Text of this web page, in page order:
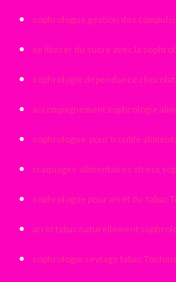
sophrologue gestion des
se libérer du sucre avec la
sophrologie dépendance
accompagnement sophrologie
sophrologue pour trouble
craquages alimentaires stress
sophrologue pour arrêt du tabac
arrêt tabac naturellement
sophrologie sevrage tabac